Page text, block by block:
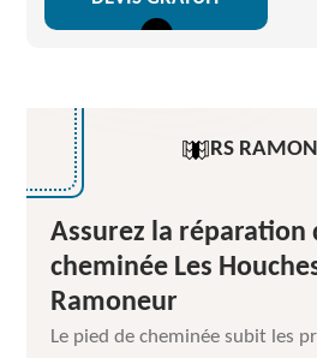
RS
Assurez la réparation
cheminée Les
Ramoneur
Le pied de cheminée subit les